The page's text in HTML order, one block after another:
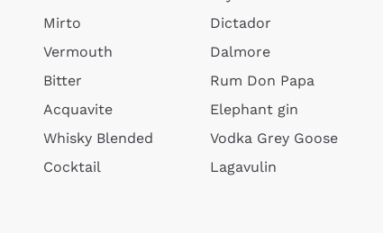
Mirto
Vermouth
Bitter
Acquavite
Whisky Blended
Cocktail
Dictador
Dalmore
Rum Don Papa
Elephant gin
Vodka Grey Goose
Lagavulin